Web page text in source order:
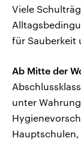
Viele
für Sauberkeit
Ab Mitte der
unter